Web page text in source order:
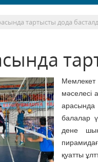
тартысты дода
мәселесі
арасында
балалар
дене
қуатты